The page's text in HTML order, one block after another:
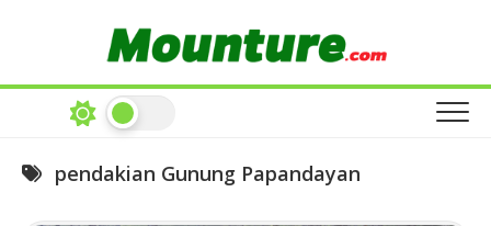
pendakian Gunung Papandayan